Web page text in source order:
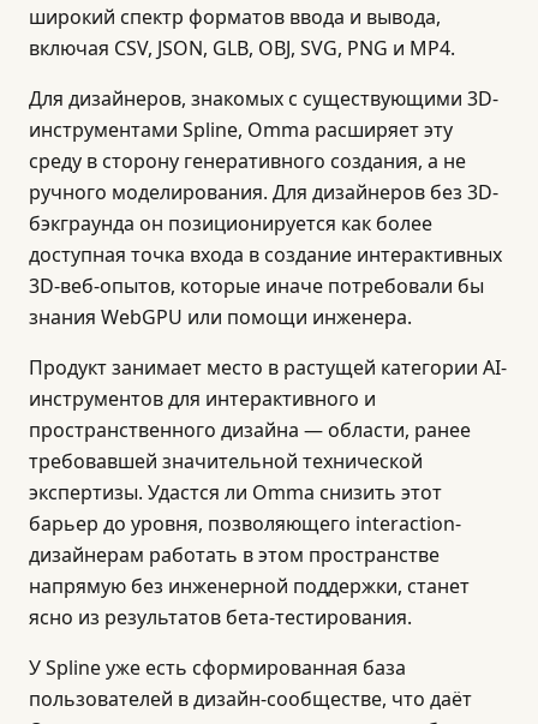
широкий спектр форматов ввода и вывода,
включая CSV, JSON, GLB, OBJ, SVG, PNG и MP4.
Для дизайнеров, знакомых с существующими 3D-
инструментами Spline, Omma расширяет эту
среду в сторону генеративного создания, а не
ручного моделирования. Для дизайнеров без 3D-
бэкграунда он позиционируется как более
доступная точка входа в создание интерактивных
3D-веб-опытов, которые иначе потребовали бы
знания WebGPU или помощи инженера.
Продукт занимает место в растущей категории AI-
инструментов для интерактивного и
пространственного дизайна — области, ранее
требовавшей значительной технической
экспертизы. Удастся ли Omma снизить этот
барьер до уровня, позволяющего interaction-
дизайнерам работать в этом пространстве
напрямую без инженерной поддержки, станет
ясно из результатов бета-тестирования.
У Spline уже есть сформированная база
пользователей в дизайн-сообществе, что даёт